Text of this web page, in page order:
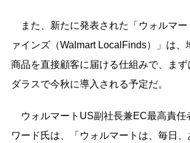
また、新たに発表された「ウォルマー
ァインズ（Walmart LocalFinds）」は、
商品を直接顧客に届ける仕組みで、まず
ダラスで今秋に導入される予定だ。
ウォルマートUS副社長兼EC最高責任
ワード氏は、「ウォルマートは、毎日、